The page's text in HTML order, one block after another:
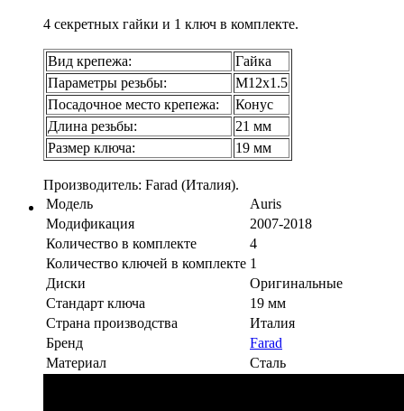
4 секретных гайки и 1 ключ в комплекте.
Вид крепежа:
Гайка
Параметры резьбы:
М12х1.5
Посадочное место крепежа:
Конус
Длина резьбы:
21 мм
Размер ключа:
19 мм
Производитель: Farad (Италия).
Модель
Auris
Модификация
2007-2018
Количество в комплекте
4
Количество ключей в комплекте 1
Диски
Оригинальные
Стандарт ключа
19 мм
Страна производства
Италия
Бренд
Farad
Материал
Сталь